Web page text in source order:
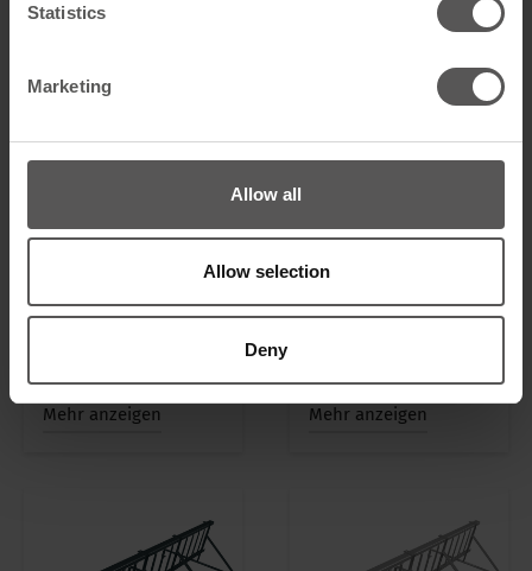
Statistics
Marketing
Allow all
Allow selection
Deny
Mehr anzeigen
Uni-HD Oxidrot
Mehr anzeigen
Uni-HD Braun
Mehr anzeigen